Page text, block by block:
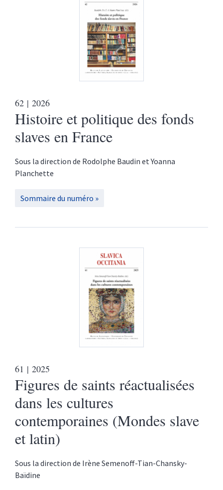
62 | 2026
Histoire et politique des fonds
slaves en France
Sous la direction de Rodolphe Baudin etYoanna
Planchette
Sommaire du numéro
61 | 2025
Figures de saints réactualisées
dans les cultures
contemporaines (Mondes slave
et latin)
Sous la direction de Irène Semenoff-Tian-Chansky-
Baïdine